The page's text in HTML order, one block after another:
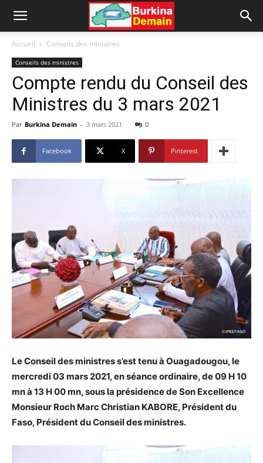
Accueil Conseils des ministres
Conseils des ministres
Compte rendu du Conseil des
Ministres du 3 mars 2021
Par Burkina Demain - 3 mars 2021 0
Facebook X Pinterest
Le Conseil des ministres s’est tenu à Ouagadougou, le
mercredi 03 mars 2021, en séance ordinaire, de 09 H 10
mn à 13 H 00 mn, sous la présidence de Son Excellence
Monsieur Roch Marc Christian KABORE, Président du
Faso, Président du Conseil des ministres.